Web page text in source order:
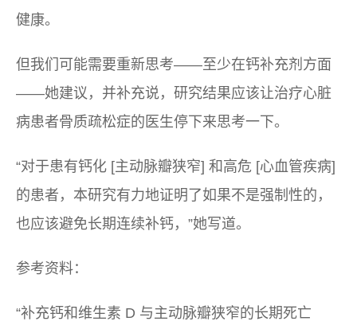
健康。
但我们可能需要重新思考——至少在钙补充剂方面
——她建议，并补充说，研究结果应该让治疗心脏
病患者骨质疏松症的医生停下来思考一下。
“对于患有钙化 [主动脉瓣狭窄] 和高危 [心血管疾病]
的患者，本研究有力地证明了如果不是强制性的，
也应该避免长期连续补钙，”她写道。
参考资料：
“补充钙和维生素 D 与主动脉瓣狭窄的长期死亡